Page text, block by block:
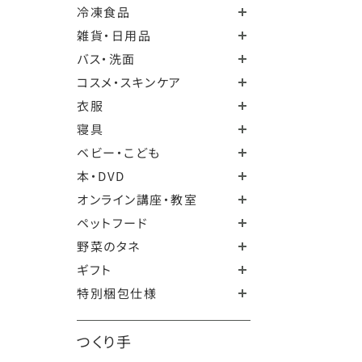
冷凍食品
雑貨・日用品
バス・洗面
コスメ・スキンケア
衣服
寝具
ベビー・こども
本・DVD
オンライン講座・教室
ペットフード
野菜のタネ
ギフト
特別梱包仕様
つくり手